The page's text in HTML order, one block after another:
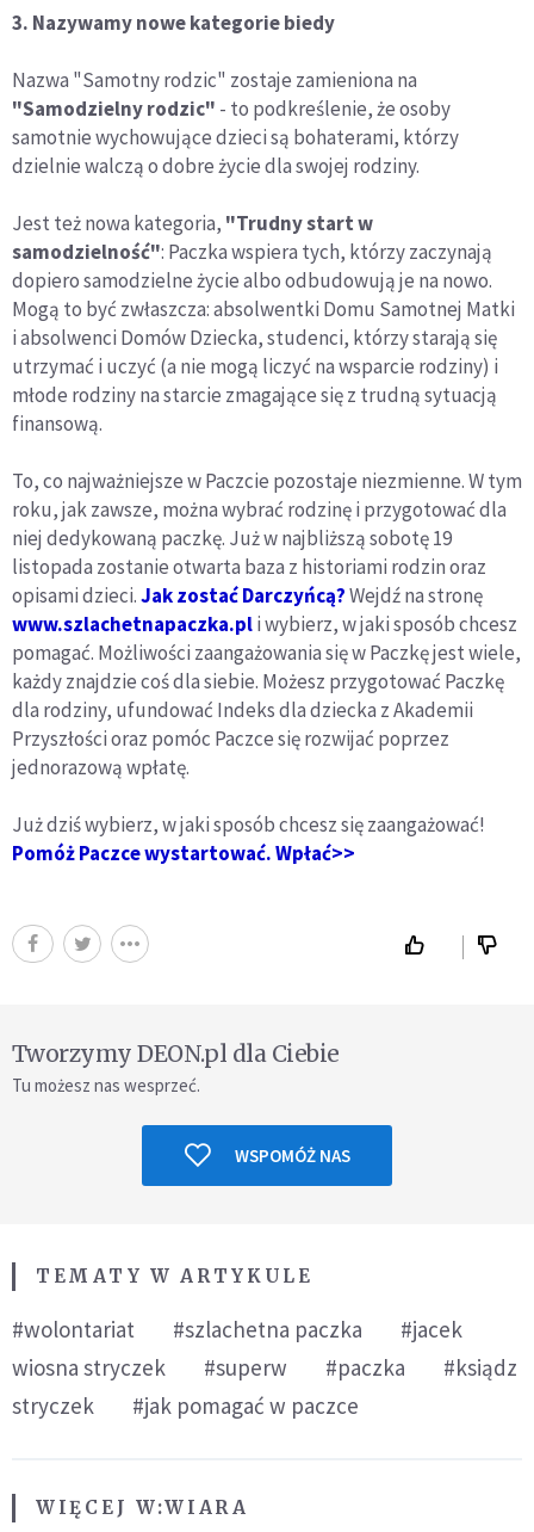
3. Nazywamy nowe kategorie biedy
Nazwa "Samotny rodzic" zostaje zamieniona na
"Samodzielny rodzic" - to podkreślenie, że osoby
samotnie wychowujące dzieci są bohaterami, którzy
dzielnie walczą o dobre życie dla swojej rodziny.
Jest też nowa kategoria, "Trudny start w
samodzielność": Paczka wspiera tych, którzy zaczynają
dopiero samodzielne życie albo odbudowują je na nowo.
Mogą to być zwłaszcza: absolwentki Domu Samotnej Matki
i absolwenci Domów Dziecka, studenci, którzy starają się
utrzymać i uczyć (a nie mogą liczyć na wsparcie rodziny) i
młode rodziny na starcie zmagające się z trudną sytuacją
finansową.
To, co najważniejsze w Paczcie pozostaje niezmienne. W tym
roku, jak zawsze, można wybrać rodzinę i przygotować dla
niej dedykowaną paczkę. Już w najbliższą sobotę 19
listopada zostanie otwarta baza z historiami rodzin oraz
opisami dzieci.Jak zostać Darczyńcą?Wejdź na stronę
www.szlachetnapaczka.pli wybierz, w jaki sposób chcesz
pomagać. Możliwości zaangażowania się w Paczkę jest wiele,
każdy znajdzie coś dla siebie. Możesz przygotować Paczkę
dla rodziny, ufundować Indeks dla dziecka z Akademii
Przyszłości oraz pomóc Paczce się rozwijać poprzez
jednorazową wpłatę.
Już dziś wybierz, w jaki sposób chcesz się zaangażować!
Pomóż Paczce wystartować. Wpłać>>
Tworzymy DEON.pl dla Ciebie
Tu możesz nas wesprzeć.
WSPOMÓŻ NAS
TEMATY W ARTYKULE
#wolontariat #szlachetna paczka
#jacek
wiosna stryczek
#superw #paczka
#ksiądz
stryczek
#jak pomagać w paczce
WIĘCEJ W:WIARA